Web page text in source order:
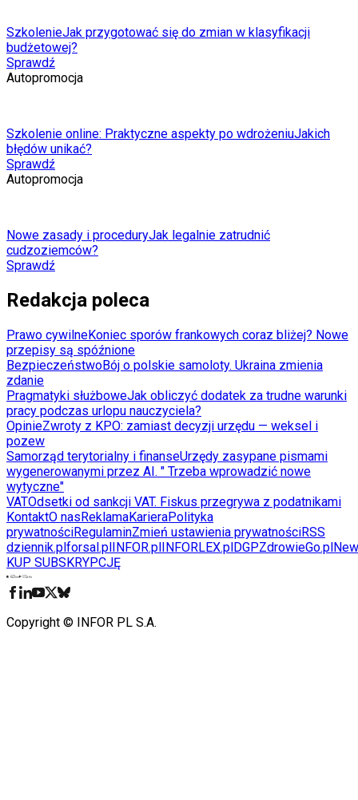
SzkolenieJak przygotować się do zmian w klasyfikacji
budżetowej?
Sprawdź
Autopromocja
Szkolenie online: Praktyczne aspekty po wdrożeniuJakich
błędów unikać?
Sprawdź
Autopromocja
Nowe zasady i proceduryJak legalnie zatrudnić
cudzoziemców?
Sprawdź
Redakcja poleca
Prawo cywilneKoniec sporów frankowych coraz bliżej? Nowe
przepisy są spóźnione
BezpieczeństwoBój o polskie samoloty. Ukraina zmienia
zdanie
Pragmatyki służboweJak obliczyć dodatek za trudne warunki
pracy podczas urlopu nauczyciela?
OpinieZwroty z KPO: zamiast decyzji urzędu — weksel i
pozew
Samorząd terytorialny i finanseUrzędy zasypane pismami
wygenerowanymi przez AI. " Trzeba wprowadzić nowe
wytyczne"
VATOdsetki od sankcji VAT. Fiskus przegrywa z podatnikami
KontaktO nasReklamaKarieraPolityka
prywatnościRegulaminZmień ustawienia prywatnościRSS
dziennik.plforsal.plINFOR.plINFORLEX.plDGPZdrowieGo.pl
KUP SUBSKRYPCJĘ
Copyright © INFOR PL S.A.